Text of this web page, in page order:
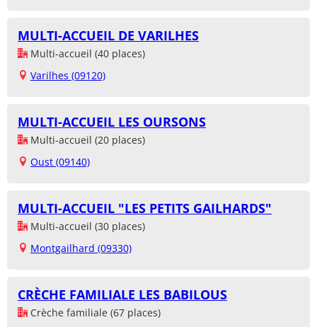
MULTI-ACCUEIL DE VARILHES
Multi-accueil (40 places)
Varilhes (09120)
MULTI-ACCUEIL LES OURSONS
Multi-accueil (20 places)
Oust (09140)
MULTI-ACCUEIL "LES PETITS GAILHARDS"
Multi-accueil (30 places)
Montgailhard (09330)
CRÈCHE FAMILIALE LES BABILOUS
Crèche familiale (67 places)